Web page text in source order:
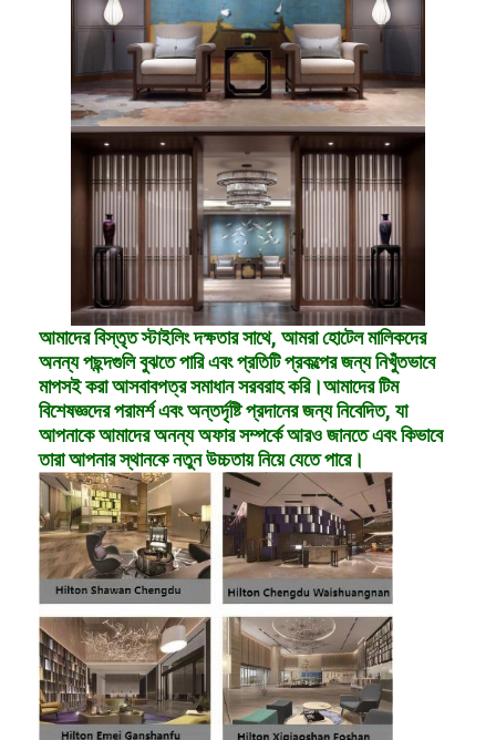
আমাদের বিস্তৃত স্টাইলিং দক্ষতার সাথে, আমরা হোটেল মালিকদের
অনন্য পছন্দগুলি বুঝতে পারি এবং প্রতিটি প্রকল্পের জন্য নিখুঁতভাবে
মাপসই করা আসবাবপত্র সমাধান সরবরাহ করি।আমাদের টিম
বিশেষজ্ঞদের পরামর্শ এবং অন্তর্দৃষ্টি প্রদানের জন্য নিবেদিত, যা
আপনাকে আমাদের অনন্য অফার সম্পর্কে আরও জানতে এবং কিভাবে
তারা আপনার স্থানকে নতুন উচ্চতায় নিয়ে যেতে পারে।